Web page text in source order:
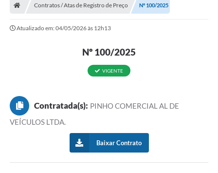
Publicações / Transparência
Contato
Contratos / Atas de Registro de Preço Nº 100/2025
Atualizado em: 04/05/2026 às 12h13
Nº 100/2025
VIGENTE
Contratada(s): PINHO COMERCIAL AL DE
VEÍCULOS LTDA.
Baixar Contrato